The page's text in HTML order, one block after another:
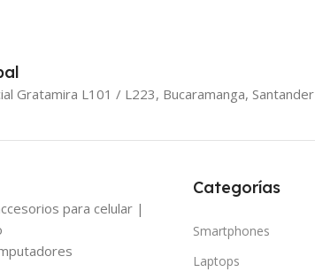
Gratamira L101 / L223, Bucaramanga, Santander
para celular |
Categorías
Smartphones
Laptops